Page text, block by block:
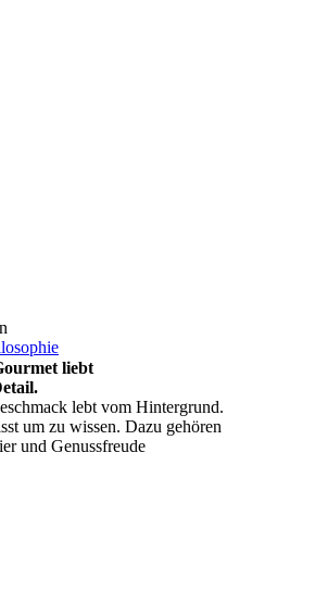
liebt
lebt vom Hintergrund.
um zu wissen. Dazu gehören
und Genussfreude